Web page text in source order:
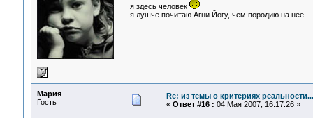
я здесь человек
я лушче почитаю Агни Йогу, чем породию на нее...
Мария
Гость
Re: из темы о критериях реальности...
« Ответ #16 : 04 Мая 2007, 16:17:26 »